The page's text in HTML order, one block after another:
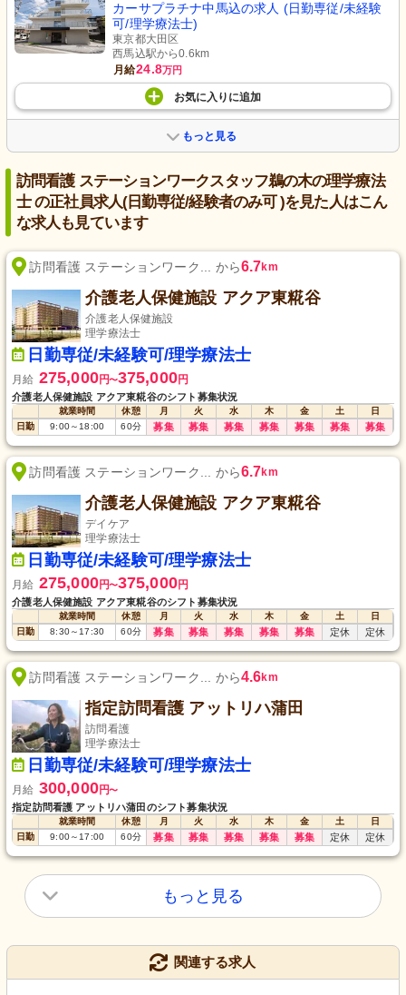
カーサプラチナ中馬込の求人 (日勤専従/未経験
可/理学療法士)
東京都大田区
西馬込駅から0.6km
月給24.8万円
お気に入り に追加
もっと見る
訪問看護 ステーションワークスタッフ鵜の木の理学療法
士 の正社員求人(日勤専従/経験者のみ可 )を見た人はこん
な求人も見ています
訪問看護 ステーションワーク... から6.7km
介護老人保健施設 アクア東糀谷
介護老人保健施設
理学療法士
日勤専従/未経験可/理学療法士
月給 275,000円〜375,000円
介護老人保健施設 アクア東糀谷のシフト募集状況
就業時間 休憩 月 火 水 木 金 土
日
日勤
9:00～18:00 60分 募集 募集 募集 募集 募集 募集 募集
訪問看護 ステーションワーク... から6.7km
介護老人保健施設 アクア東糀谷
デイケア
理学療法士
日勤専従/未経験可/理学療法士
月給 275,000円〜375,000円
介護老人保健施設 アクア東糀谷のシフト募集状況
就業時間 休憩 月 火 水 木 金 土
日
日勤
8:30～17:30 60分 募集 募集 募集 募集 募集 定休 定休
訪問看護 ステーションワーク... から4.6km
指定訪問看護 アットリハ蒲田
訪問看護
理学療法士
日勤専従/未経験可/理学療法士
月給 300,000円〜
指定訪問看護 アットリハ蒲田のシフト募集状況
就業時間 休憩 月 火 水 木 金 土
日
日勤
9:00～17:00 60分 募集 募集 募集 募集 募集 定休 定休
もっと見る
関連する求人